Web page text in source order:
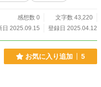
感想数 0
文字数 43,220
日 2025.09.15
登録日 2025.04.12
お気に入り追加 5